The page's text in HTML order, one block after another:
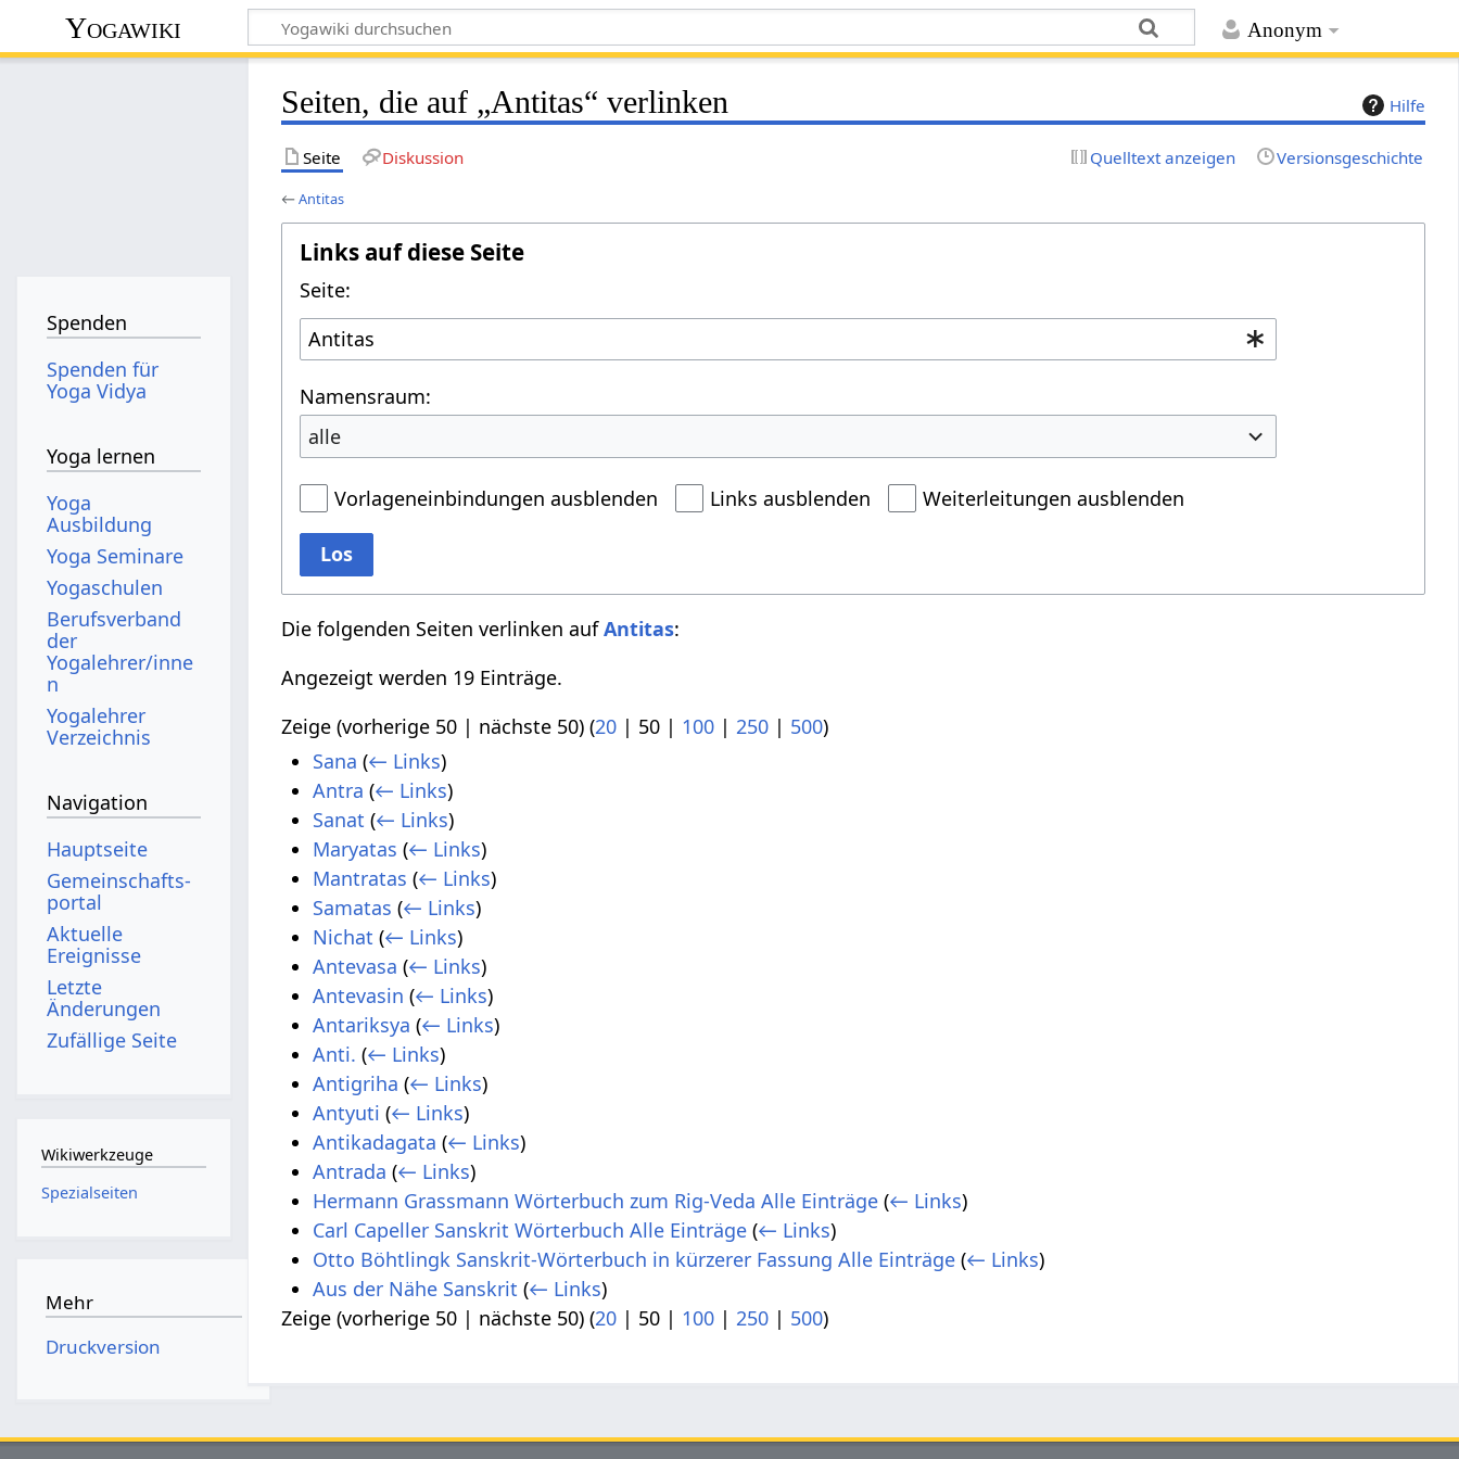
Anonym
Yogawiki
Hilfe
Seiten, die auf „Antitas“ verlinken
Seite Diskussion Quelltext anzeigen Versionsgeschichte
←Antitas
Links auf diese Seite
Seite:
Namensraum:
alle
Vorlageneinbindungen ausblenden Links ausblenden Weiterleitungen ausblenden
Los
Die folgenden Seiten verlinken aufAntitas:
Angezeigt werden 19 Einträge.
Zeige (vorherige 50 | nächste 50) (20 | 50 | 100 |250 | 500)
Sana (← Links)
Antra (← Links)
Sanat (← Links)
Maryatas (← Links)
Mantratas (← Links)
Samatas (← Links)
Nichat (← Links)
Antevasa (← Links)
Antevasin (← Links)
Antariksya (← Links)
Anti. (← Links)
Antigriha (← Links)
Antyuti (← Links)
Antikadagata (← Links)
Antrada (← Links)
Hermann Grassmann Wörterbuch zum Rig-Veda Alle Einträge (← Links)
Carl Capeller Sanskrit Wörterbuch Alle Einträge (← Links)
Otto Böhtlingk Sanskrit-Wörterbuch in kürzerer Fassung Alle Einträge (← Links)
Aus der Nähe Sanskrit (← Links)
Zeige (vorherige 50 | nächste 50) (20 | 50 | 100 |250 | 500)
Spenden
Spenden für
Yoga Vidya
Yoga lernen
Yoga
Ausbildung
Yoga Seminare
Yogaschulen
Berufsverband
der
Yogalehrer/inne
n
Yogalehrer
Verzeichnis
Navigation
Hauptseite
Gemeinschafts­
portal
Aktuelle
Ereignisse
Letzte
Änderungen
Zufällige Seite
Wikiwerkzeuge
Spezialseiten
Mehr
Druckversion